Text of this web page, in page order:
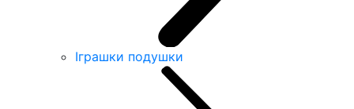
Іграшки подушки